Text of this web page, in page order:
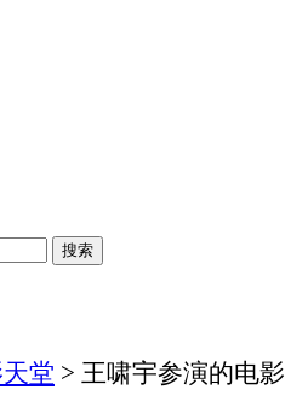
堂 > 王啸宇参演的电影